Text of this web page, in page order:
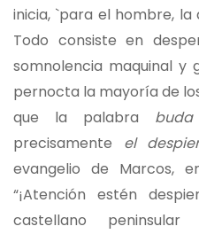
inicia, `para el hombre,
Todo consiste en
somnolencia maquinal y
pernocta la mayoría de
que la palabra buda
precisamente el
evangelio de Marcos,
“¡Atención estén
castellano